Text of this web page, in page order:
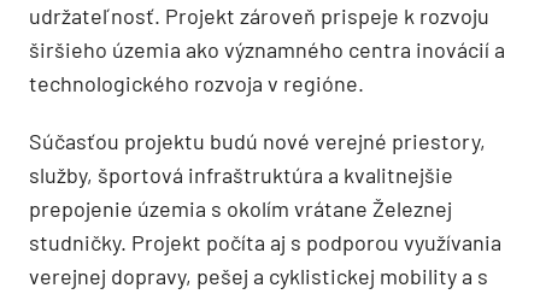
udržateľnosť. Projekt zároveň prispeje k rozvoju
širšieho územia ako významného centra inovácií a
technologického rozvoja v regióne.
Súčasťou projektu budú nové verejné priestory,
služby, športová infraštruktúra a kvalitnejšie
prepojenie územia s okolím vrátane Železnej
studničky. Projekt počíta aj s podporou využívania
verejnej dopravy, pešej a cyklistickej mobility a s